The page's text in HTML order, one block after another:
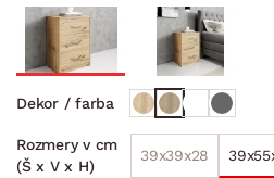
Dekor / farba
Rozmery v cm
(Š x V x H)
39x39x28